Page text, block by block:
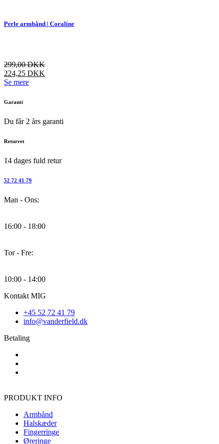
flere
på
varesiden
Perle armbånd | Coraline
299,00DKK
224,25 DKK
Se mereDette
varianter.
Mulighederne
varesiden
Garanti
Du får 2 års garanti
Returret
14 dages fuld retur
52 72 41 79
Man - Ons:
16:00 - 18:00
Tor - Fre:
10:00 - 14:00
Kontakt MIG
+45 52 72 41 79
info@vanderfield.dk
Betaling
PRODUKT INFO
Armbånd
Halskæder
Fingerringe
Øreringe